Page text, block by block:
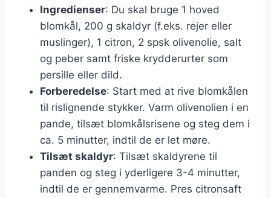
Ingredienser: Du skal bruge 1 hoved
blomkål, 200 g skaldyr (f.eks. rejer eller
muslinger), 1 citron, 2 spsk olivenolie, salt
og peber samt friske krydderurter som
persille eller dild.
Forberedelse: Start med at rive blomkålen
til rislignende stykker. Varm olivenolien i en
pande, tilsæt blomkålsrisene og steg dem i
ca. 5 minutter, indtil de er let møre.
Tilsæt skaldyr: Tilsæt skaldyrene til
panden og steg i yderligere 3-4 minutter,
indtil de er gennemvarme. Pres citronsaft